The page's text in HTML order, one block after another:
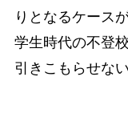
りとなるケース
学生時代の不登
引きこもらせな